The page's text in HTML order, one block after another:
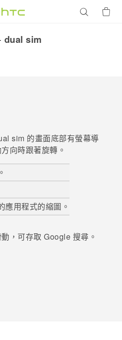
dual sim‎
sim 的畫面底部有螢幕導
向時跟著旋轉。
應用程式的縮圖。
，可存取 Google 搜尋。